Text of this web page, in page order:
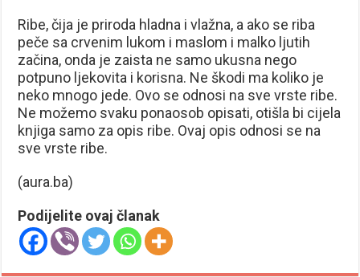
Ribe, čija je priroda hladna i vlažna, a ako se riba
peče sa crvenim lukom i maslom i malko ljutih
začina, onda je zaista ne samo ukusna nego
potpuno ljekovita i korisna. Ne škodi ma koliko je
neko mnogo jede. Ovo se odnosi na sve vrste ribe.
Ne možemo svaku ponaosob opisati, otišla bi cijela
knjiga samo za opis ribe. Ovaj opis odnosi se na
sve vrste ribe.
(aura.ba)
Podijelite ovaj članak